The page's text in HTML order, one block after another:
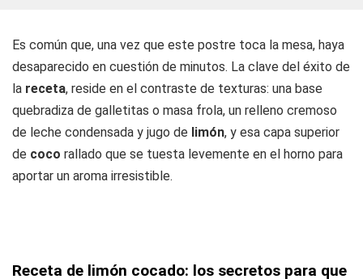
Es común que, una vez que este postre toca la mesa, haya
desaparecido en cuestión de minutos. La clave del éxito de
la receta, reside en el contraste de texturas: una base
quebradiza de galletitas o masa frola, un relleno cremoso
de leche condensada y jugo de limón, y esa capa superior
de coco rallado que se tuesta levemente en el horno para
aportar un aroma irresistible.
Receta de limón cocado: los secretos para que